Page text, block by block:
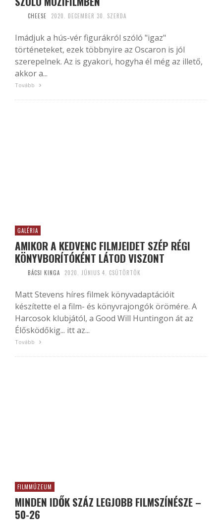
CHEESE 2020. DECEMBER 30. SZERDA
Imádjuk a hús-vér figurákról szóló "igaz"
történeteket, ezek többnyire az Oscaron is jól
szerepelnek. Az is gyakori, hogyha él még az illető,
akkor a...
Tovább
GALÉRIA
AMIKOR A KEDVENC FILMJEIDET SZÉP RÉGI
KÖNYVBORÍTÓKÉNT LÁTOD VISZONT
BÁCSI KINGA 2020. JÚNIUS 4. CSÜTÖRTÖK
Matt Stevens híres filmek könyvadaptációit
készítette el a film- és könyvrajongók örömére. A
Harcosok klubjától, a Good Will Huntingon át az
Élősködőkig... itt az...
Tovább
FILMMÚZEUM
MINDEN IDŐK SZÁZ LEGJOBB FILMSZÍNÉSZE –
50-26